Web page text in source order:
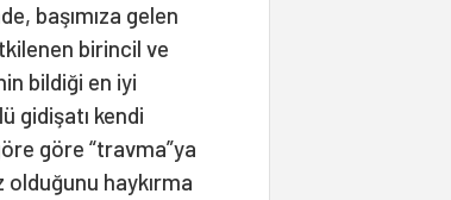
başımıza gelen
birincil ve
bildiği en iyi
gidişatı kendi
göre “travma”ya
haykırma